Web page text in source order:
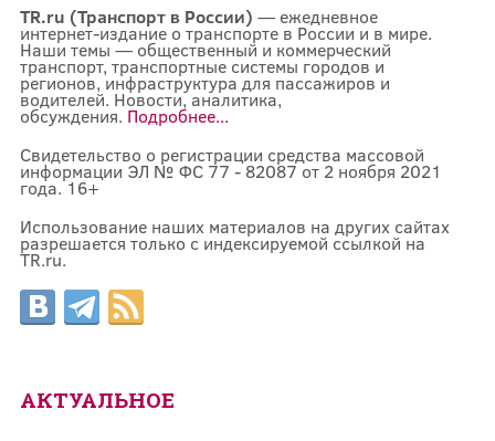
TR.ru (Транспорт в России) — ежедневное
интернет-издание о транспорте в России и в мире.
Наши темы — общественный и коммерческий
транспорт, транспортные системы городов и
регионов, инфраструктура для пассажиров и
водителей. Новости, аналитика,
обсуждения. Подробнее...
Свидетельство о регистрации средства массовой
информации ЭЛ № ФС 77 - 82087 от 2 ноября 2021
года. 16+
Использование наших материалов на других сайтах
разрешается только с индексируемой ссылкой на
TR.ru.
АКТУАЛЬНОЕ